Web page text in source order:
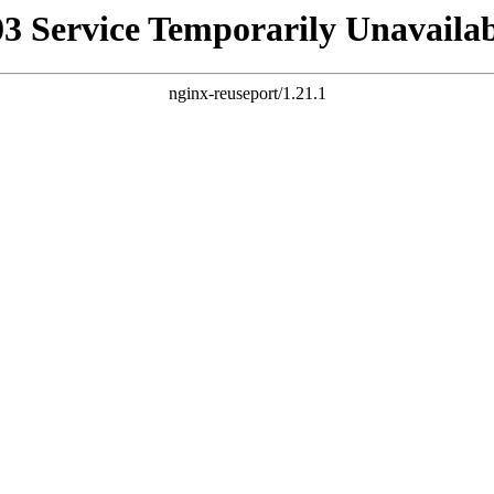
Service Temporarily
nginx-reuseport/1.21.1